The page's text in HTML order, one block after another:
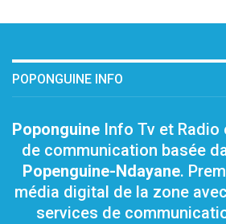
POPONGUINE INFO
Poponguine Info Tv et
de communication basée
Popenguine-Ndayane.
média digital de la zone
services de